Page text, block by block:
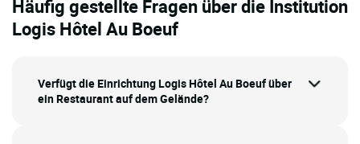
Häufig gestellte Fragen über die Institution
Logis Hôtel Au Boeuf
Verfügt die Einrichtung Logis Hôtel Au Boeuf über
ein Restaurant auf dem Gelände?